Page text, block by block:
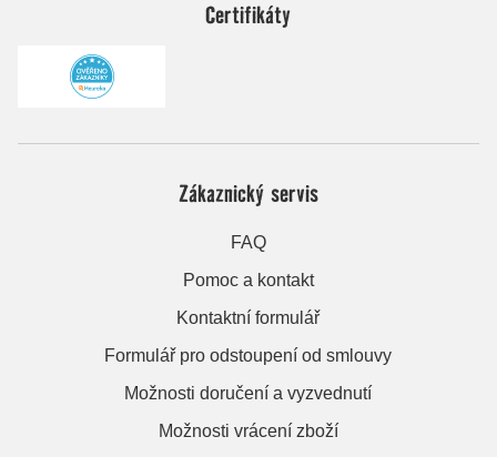
Certifikáty
Zákaznický servis
FAQ
Pomoc a kontakt
Kontaktní formulář
Formulář pro odstoupení od smlouvy
Možnosti doručení a vyzvednutí
Možnosti vrácení zboží